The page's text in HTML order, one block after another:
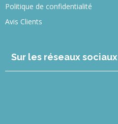
Politique de confidentialité
Avis Clients
Sur les réseaux sociaux